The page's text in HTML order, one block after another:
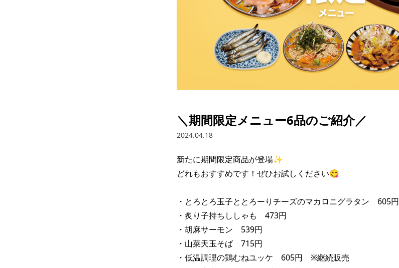
＼期間限定メニュー6品のご紹介／
2024.04.18
新たに期間限定商品が登場✨
どれもおすすめです！ぜひお試しください😋
・とろとろ玉子ととろーりチーズのマカロニグラタン　605円
・炙り子持ちししゃも　473円
・胡麻サーモン　539円
・山菜天玉そば　715円
・低温調理の鶏むねユッケ　605円　※継続販売